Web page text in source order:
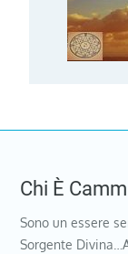
Chi È
Sono un essere
Sorgente